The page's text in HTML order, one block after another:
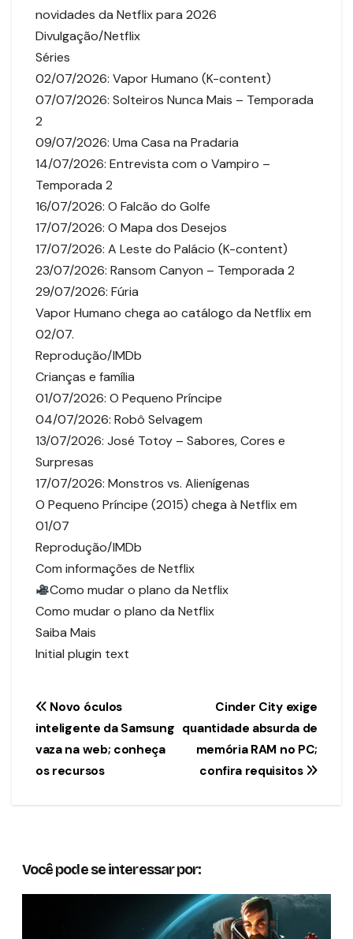
novidades da Netflix para 2026
Divulgação/Netflix
Séries
02/07/2026: Vapor Humano (K-content)
07/07/2026: Solteiros Nunca Mais – Temporada
2
09/07/2026: Uma Casa na Pradaria
14/07/2026: Entrevista com o Vampiro –
Temporada 2
16/07/2026: O Falcão do Golfe
17/07/2026: O Mapa dos Desejos
17/07/2026: A Leste do Palácio (K-content)
23/07/2026: Ransom Canyon – Temporada 2
29/07/2026: Fúria
Vapor Humano chega ao catálogo da Netflix em
02/07.
Reprodução/IMDb
Crianças e família
01/07/2026: O Pequeno Príncipe
04/07/2026: Robô Selvagem
13/07/2026: José Totoy – Sabores, Cores e
Surpresas
17/07/2026: Monstros vs. Alienígenas
O Pequeno Príncipe (2015) chega à Netflix em
01/07
Reprodução/IMDb
Com informações de Netflix
Como mudar o plano da Netflix
Como mudar o plano da Netflix
Saiba Mais
Initial plugin text
Navegação
de
Post
Cinder City exige
quantidade absurda de
memória RAM no PC;
confira requisitos
Novo óculos
inteligente da Samsung
vaza na web; conheça
os recursos
Você pode se interessar por: